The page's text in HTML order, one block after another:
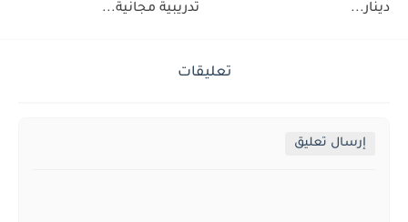
دينار... تدريبية مجانية...
تعليقات
إرسال تعليق